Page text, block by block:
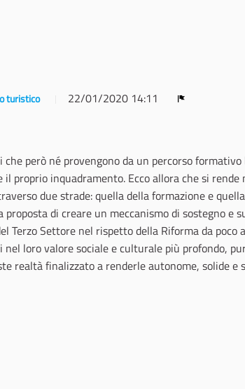
turistico 22/01/2020 14:11
però né provengono da un percorso formativo
inquadramento. Ecco allora che si rende
due strade: quella della formazione e
di creare un meccanismo di sostegno e
Settore nel rispetto della Riforma da poco
nel loro valore sociale e culturale più profondo,
realtà finalizzato a renderle autonome, solide e